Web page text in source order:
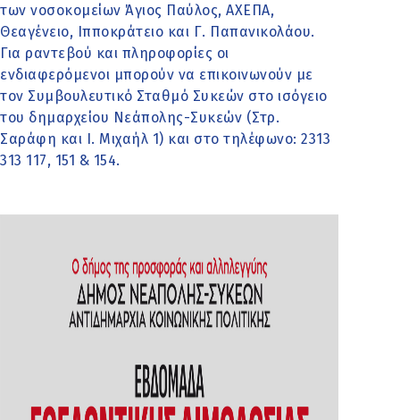
των νοσοκομείων Άγιος Παύλος, ΑΧΕΠΑ,
Θεαγένειο, Ιπποκράτειο και Γ. Παπανικολάου.
Για ραντεβού και πληροφορίες οι
ενδιαφερόμενοι μπορούν να επικοινωνούν με
τον Συμβουλευτικό Σταθμό Συκεών στο ισόγειο
του δημαρχείου Νεάπολης-Συκεών (Στρ.
Σαράφη και Ι. Μιχαήλ 1) και στο τηλέφωνο: 2313
313 117, 151 & 154.